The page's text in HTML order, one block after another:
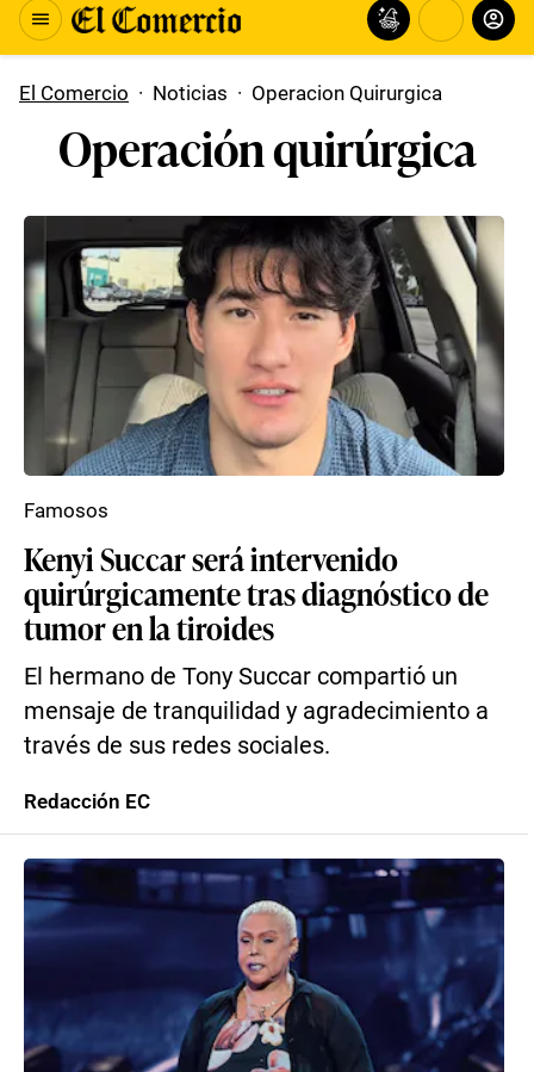
El Comercio · Noticias · Operacion Quirurgica
Operación quirúrgica
Kenyi Succar será intervenido
quirúrgicamente tras diagnóstico de
tumor en la tiroides
El hermano de Tony Succar compartió un
mensaje de tranquilidad y agradecimiento a
través de sus redes sociales.
Famosos
Redacción EC